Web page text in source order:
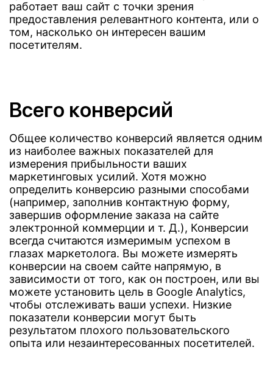
работает ваш сайт с точки зрения
предоставления релевантного контента, или о
том, насколько он интересен вашим
посетителям.
Всего конверсий
Общее количество конверсий является одним
из наиболее важных показателей для
измерения прибыльности ваших
маркетинговых усилий. Хотя можно
определить конверсию разными способами
(например, заполнив контактную форму,
завершив оформление заказа на сайте
электронной коммерции и т. Д.), Конверсии
всегда считаются измеримым успехом в
глазах маркетолога. Вы можете измерять
конверсии на своем сайте напрямую, в
зависимости от того, как он построен, или вы
можете установить цель в Google Analytics,
чтобы отслеживать ваши успехи. Низкие
показатели конверсии могут быть
результатом плохого пользовательского
опыта или незаинтересованных посетителей.